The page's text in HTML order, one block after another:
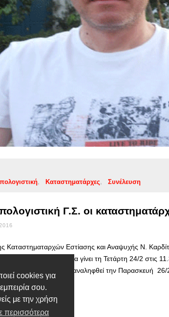
cookies για
σου.
με την χρήση
περισσότερα
Καταστηματάρχες Συνέλευση
Γ.Σ. οι
Εστίασης και Αναψυχής Ν.
συνέλευση, η οποία θα γίνει τη Τετάρτη 24/2
απαρτίας, η ΓΣ θα επαναληφθεί την Παρασκευή 26/
Πρόεδρος